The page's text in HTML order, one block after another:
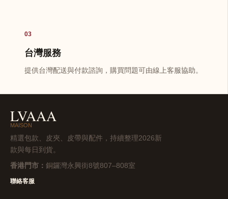
03
台灣服務
提供台灣配送與付款諮詢，購買問題可由線上客服協助。
LVAAA
MAISON
精選包款、皮夾、皮帶與配件，持續整理2026新
款與每日到貨。
香港門市： 銅鑼灣永興街8號807–808室
聯絡客服